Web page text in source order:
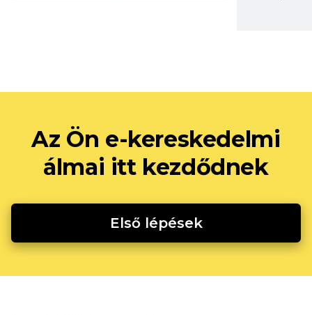
Az Ön e-kereskedelmi
álmai itt kezdődnek
Első lépések